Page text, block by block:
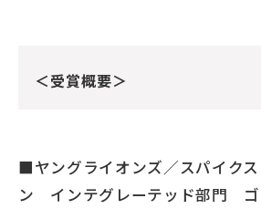
＜受賞概要＞
■ヤングライオンズ／スパイクス
ン インテグレーテッド部門 ゴ